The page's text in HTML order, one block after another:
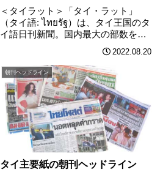
＜タイラット＞「タイ・ラット」
（タイ語: ไทยรัฐ）は、タイ王国のタ
イ語日刊新聞。国内最大の部数を発
行する全国大衆紙。1962年12月25日
に創刊。 ワッチャラポーン社が所有
する。現在公称100万部を発行し、1
部10バーツ。首相任期８………
2022.08.20
朝刊ヘッドライン
タイ主要紙の朝刊ヘッドライン